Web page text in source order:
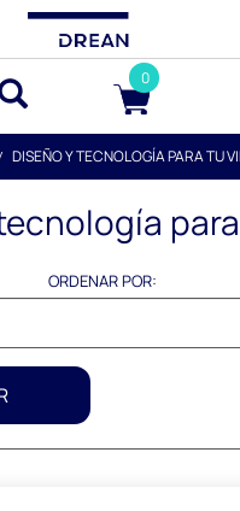
0
DISEÑO Y TECNOLOGÍA PARA TU
ORDENAR POR: